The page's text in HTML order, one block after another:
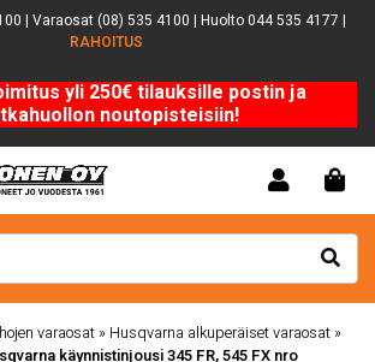
| Varaosat (08) 535 4100 | Huolto 044 535 4177 |
RAHOITUS
yli 250€ tilauksille postin ja
noutopisteisiin!
varaosat » Husqvarna alkuperäiset varaosat »
käynnistinjousi 345 FR, 545 FX nro